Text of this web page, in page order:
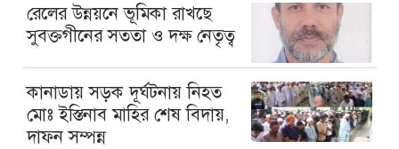
রেলের উন্নয়নে ভূমিকা রাখছে
সুবক্তগীনের সততা ও দক্ষ নেতৃত্ব
কানাডায় সড়ক দূর্ঘটনায় নিহত
মোঃ ইস্তিনাব মাহির শেষ বিদায়,
দাফন সম্পন্ন